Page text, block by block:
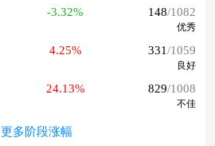
-3.32% 148/1082
优秀
4.25% 331/1059
良好
24.13% 829/1008
不佳
更多阶段涨幅